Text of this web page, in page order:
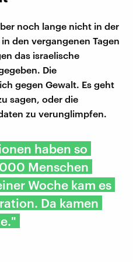
noch lange nicht in der
den vergangenen Tagen
das israelische
Die
gegen Gewalt. Es geht
sagen, oder die
zu verunglimpfen.
haben so
Menschen
Woche kam es
Da kamen